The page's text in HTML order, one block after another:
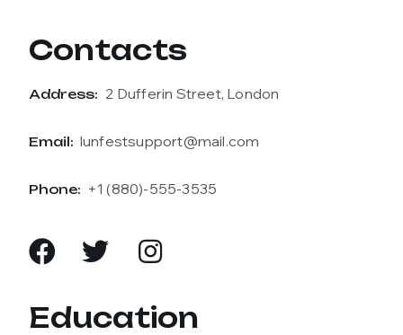
Contacts
Address: 2 Dufferin Street, London
Email: lunfestsupport@mail.com
Phone: +1 (880)-555-3535
Education